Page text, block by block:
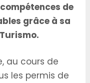
de
grâce à sa
au cours de
les permis de